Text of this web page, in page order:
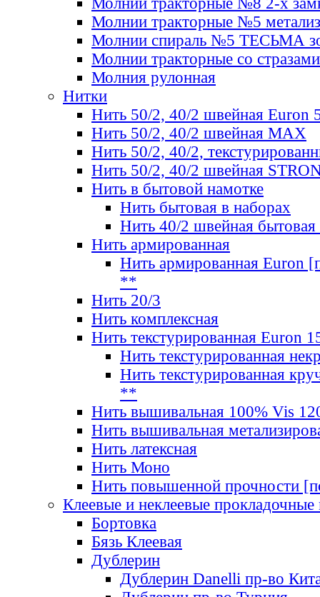
Молнии тракторные №5
Молнии спираль №5 ТЕСЬМА
Молнии тракторные со стразами
Молния рулонная
Нитки
Нить 50/2, 40/2 швейная Euron
Нить 50/2, 40/2 швейная МАХ
Нить 50/2, 40/2,
Нить 50/2, 40/2 швейная
Нить в бытовой намотке
Нить бытовая в наборах
Нить 40/2 швейная бытовая
Нить армированная
Нить армированная Euron
**
Нить 20/3
Нить комплексная
Нить текстурированная Euron
Нить текстурированная
Нить текстурированная
**
Нить вышивальная 100% Vis
Нить вышивальная
Нить латексная
Нить Моно
Нить повышенной прочности
Клеевые и неклеевые прокладочные
Бортовка
Бязь Клеевая
Дублерин
Дублерин Danelli пр-во